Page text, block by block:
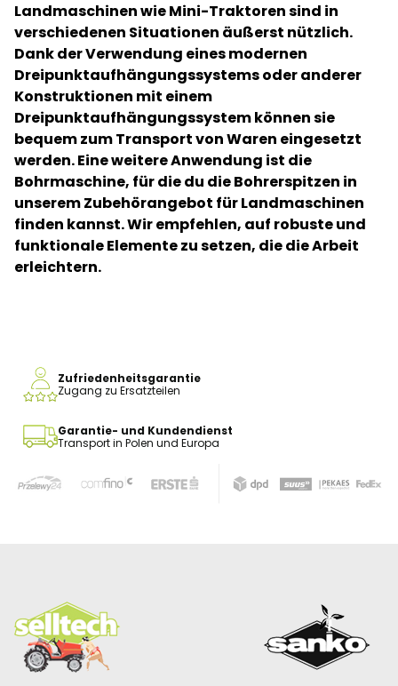
Landmaschinen wie Mini-Traktoren sind in
verschiedenen Situationen äußerst nützlich.
Dank der Verwendung eines modernen
Dreipunktaufhängungssystems oder anderer
Konstruktionen mit einem
Dreipunktaufhängungssystem können sie
bequem zum Transport von Waren eingesetzt
werden. Eine weitere Anwendung ist die
Bohrmaschine, für die du die Bohrerspitzen in
unserem Zubehörangebot für Landmaschinen
finden kannst. Wir empfehlen, auf robuste und
funktionale Elemente zu setzen, die die Arbeit
erleichtern.
Zufriedenheitsgarantie
Zugang zu Ersatzteilen
Garantie- und Kundendienst
Transport in Polen und Europa